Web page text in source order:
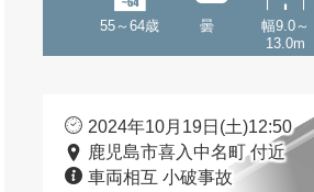
55～64歳 曇
幅9.0～
13.0m
2024年10月19日(土)12:50
鹿児島市喜入中名町 付近
車両相互 小破事故